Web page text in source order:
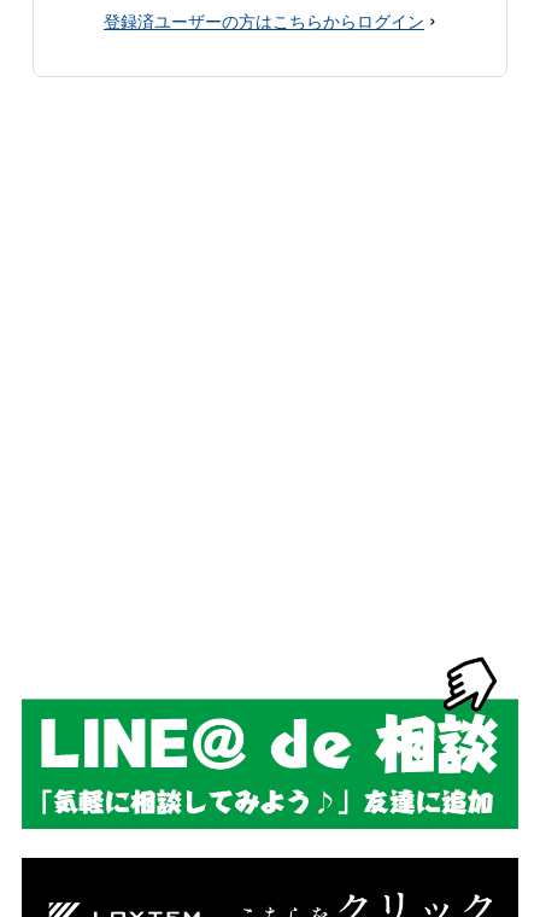
登録済ユーザーの方はこちらからログイン ›